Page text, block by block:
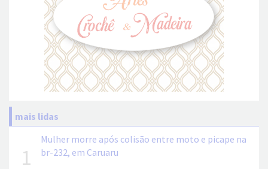
mais lidas
1
Mulher morre após colisão entre moto e picape na
br-232, em Caruaru